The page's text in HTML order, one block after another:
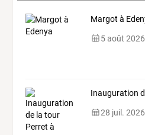
Margot à
5 août 2026
Inauguration
28 juil. 2026